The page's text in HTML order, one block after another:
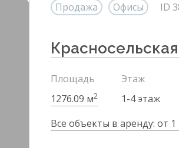
Продажа Офисы ID
Площадь Этаж
1276.09 м2 1-4 этаж
Все объекты в аренду: от